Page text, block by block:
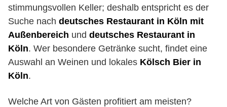
stimmungsvollen Keller; deshalb entspricht es der
Suche nach deutsches Restaurant in Köln mit
Außenbereich und deutsches Restaurant in
Köln. Wer besondere Getränke sucht, findet eine
Auswahl an Weinen und lokales Kölsch Bier in
Köln.
Welche Art von Gästen profitiert am meisten?